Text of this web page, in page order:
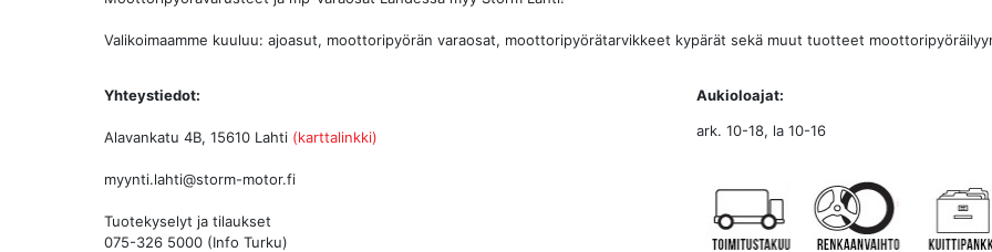
Valikoimaamme kuuluu: ajoasut, moottoripyörän varaosat, moottoripyörätarvikkeet kypärät sekä muut tuotteet
Yhteystiedot:
Alavankatu 4B, 15610 Lahti (karttalinkki)
myynti.lahti@storm-motor.fi
Tuotekyselyt ja tilaukset
075-326 5000 (Info Turku)
Aukioloajat:
ark. 10-18, la 10-16